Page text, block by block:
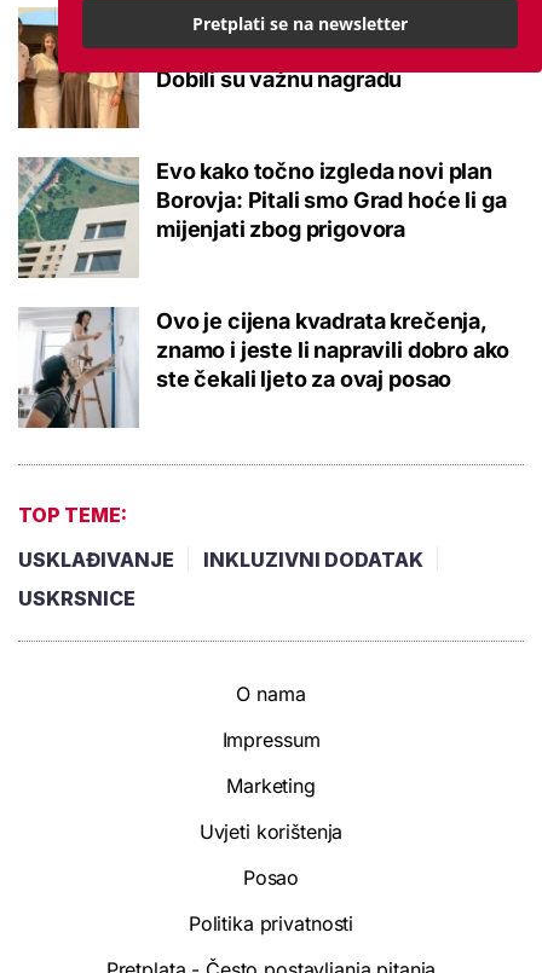
Studenti otkrili kako se obraćati
mladima kad je u pitanju alkohol:
Dobili su važnu nagradu
Evo kako točno izgleda novi plan
Borovja: Pitali smo Grad hoće li ga
mijenjati zbog prigovora
Ovo je cijena kvadrata krečenja,
znamo i jeste li napravili dobro ako
ste čekali ljeto za ovaj posao
TOP TEME:
USKLAĐIVANJE
INKLUZIVNI DODATAK
USKRSNICE
O nama
Impressum
Marketing
Uvjeti korištenja
Posao
Politika privatnosti
Pretplati se na newsletter